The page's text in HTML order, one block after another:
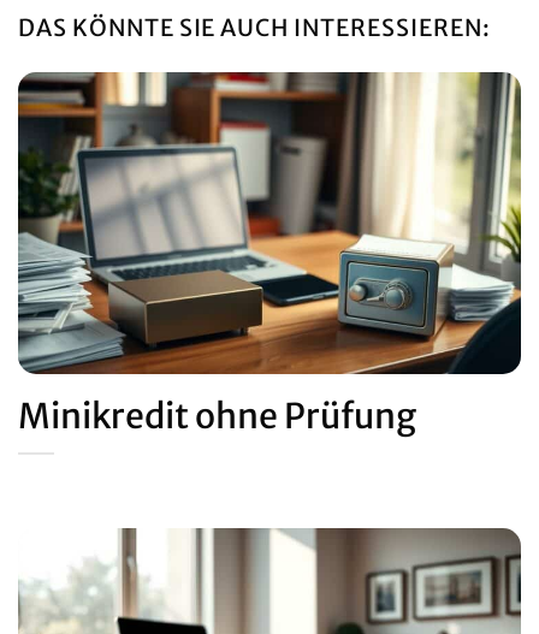
DAS KÖNNTE SIE AUCH INTERESSIEREN:
Minikredit ohne Prüfung